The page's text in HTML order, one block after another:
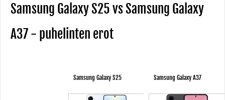
Samsung Galaxy S25 vs Samsung Galaxy
A37 - puhelinten erot
Samsung Galaxy S25 Samsung Galaxy A37